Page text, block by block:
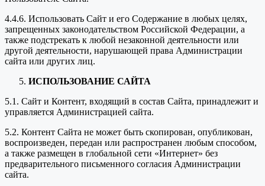
4.4.6. Использовать Сайт и его Содержание в любых целях,
запрещенных законодательством Российской Федерации, а
также подстрекать к любой незаконной деятельности или
другой деятельности, нарушающей права Администрации
сайта или других лиц.
ИСПОЛЬЗОВАНИЕ САЙТА
5.1. Сайт и Контент, входящий в состав Сайта, принадлежит и
управляется Администрацией сайта.
5.2. Контент Сайта не может быть скопирован, опубликован,
воспроизведен, передан или распространен любым способом,
а также размещен в глобальной сети «Интернет» без
предварительного письменного согласия Администрации
сайта.